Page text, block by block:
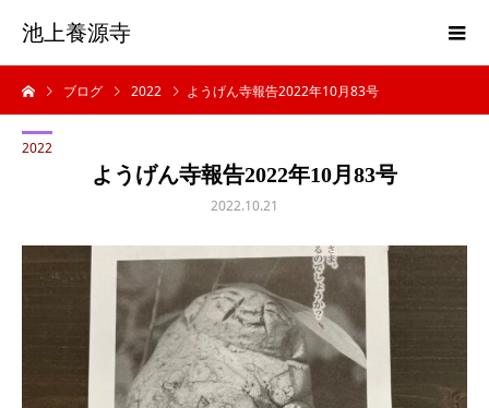
池上養源寺
ブログ 2022 ようげん寺報告2022年10月83号
2022
ようげん寺報告2022年10月83号
2022.10.21